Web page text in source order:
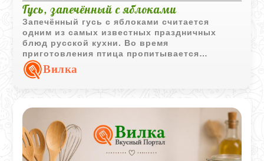
Гусь, запечённый с яблоками
Запечённый гусь с яблоками считается
одним из самых известных праздничных
блюд русской кухни. Во время
приготовления птица пропитывается
ароматами яблок, майорана и лука,
приобретая насыщенный вкус и аппетитную
Вилка